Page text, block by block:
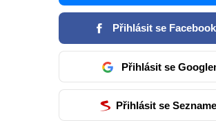
Přihlásit se
Přihlásit se
Přihlásit se